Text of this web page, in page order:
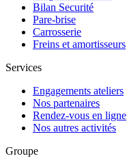
Bilan Securité
Pare-brise
Carrosserie
Freins et amortisseurs
Services
Engagements ateliers
Nos partenaires
Rendez-vous en ligne
Nos autres activités
Groupe